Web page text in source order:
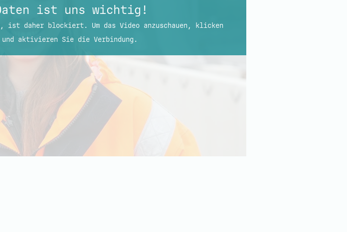
ist uns wichtig!
ist daher blockiert. Um das Video anzuschauen, klicken
aktivieren Sie die Verbindung.